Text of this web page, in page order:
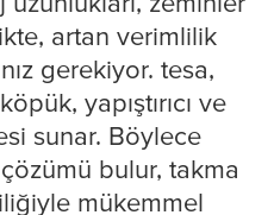
artan verimlilik
gerekiyor. tesa,
yapıştırıcı ve
sunar. Böylece
bulur, takma
mükemmel